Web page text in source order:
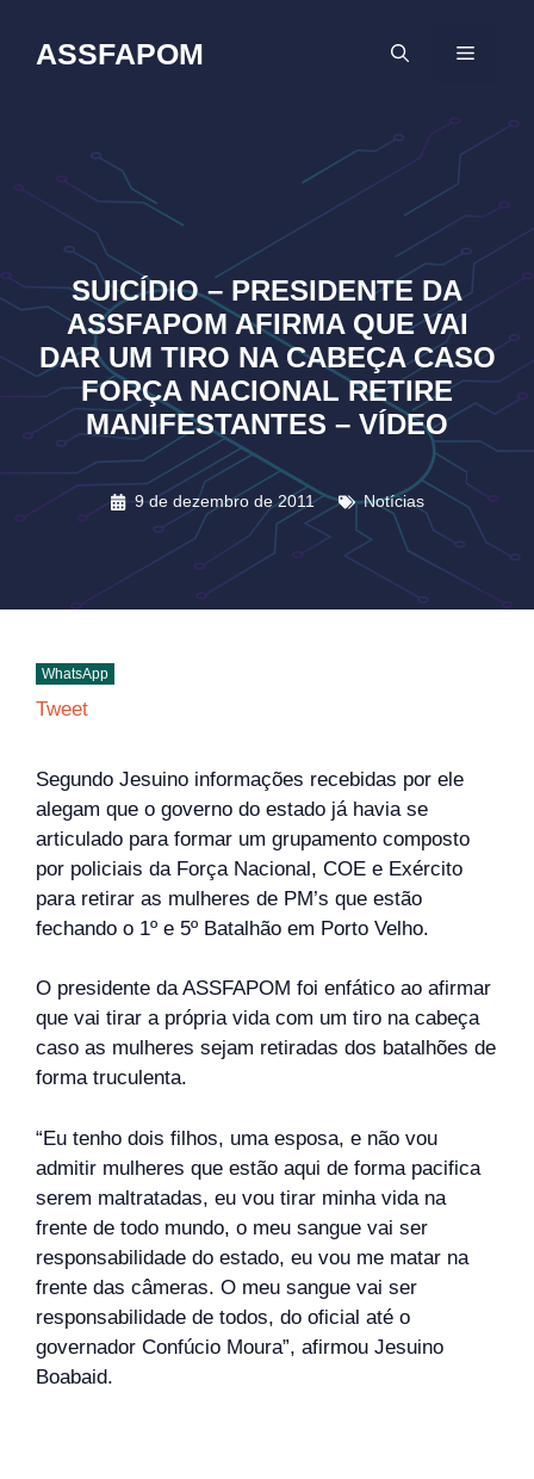
ASSFAPOM MENU
SUICÍDIO – PRESIDENTE DA
ASSFAPOM AFIRMA QUE VAI
DAR UM TIRO NA CABEÇA CASO
FORÇA NACIONAL RETIRE
MANIFESTANTES – VÍDEO
9 de dezembro de 2011 Notícias
WhatsApp
Tweet
Segundo Jesuino informações recebidas por ele
alegam que o governo do estado já havia se
articulado para formar um grupamento composto
por policiais da Força Nacional, COE e Exército
para retirar as mulheres de PM’s que estão
fechando o 1º e 5º Batalhão em Porto Velho.
O presidente da ASSFAPOM foi enfático ao afirmar
que vai tirar a própria vida com um tiro na cabeça
caso as mulheres sejam retiradas dos batalhões de
forma truculenta.
“Eu tenho dois filhos, uma esposa, e não vou
admitir mulheres que estão aqui de forma pacifica
serem maltratadas, eu vou tirar minha vida na
frente de todo mundo, o meu sangue vai ser
responsabilidade do estado, eu vou me matar na
frente das câmeras. O meu sangue vai ser
responsabilidade de todos, do oficial até o
governador Confúcio Moura”, afirmou Jesuino
Boabaid.